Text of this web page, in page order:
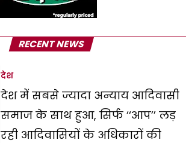
RECENT NEWS
देश
देश में सबसे ज्यादा अन्याय आदिवासी
समाज के साथ हुआ, सिर्फ ‘‘आप’’ लड़
रही आदिवासियों के अधिकारों की